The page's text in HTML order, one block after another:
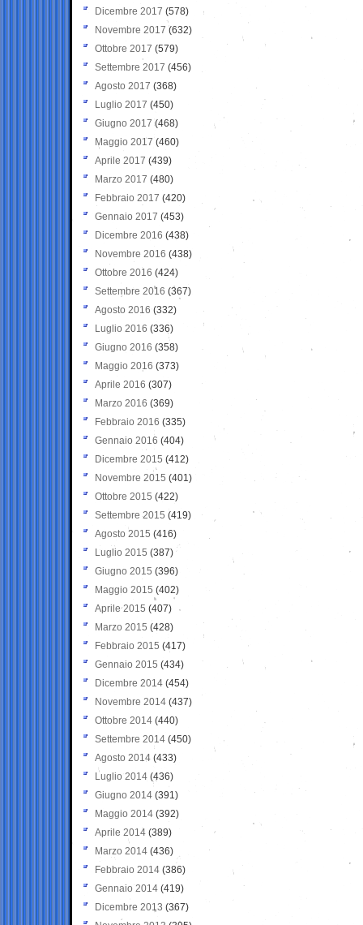
Dicembre 2017 (578)
Novembre 2017 (632)
Ottobre 2017 (579)
Settembre 2017 (456)
Agosto 2017 (368)
Luglio 2017 (450)
Giugno 2017 (468)
Maggio 2017 (460)
Aprile 2017 (439)
Marzo 2017 (480)
Febbraio 2017 (420)
Gennaio 2017 (453)
Dicembre 2016 (438)
Novembre 2016 (438)
Ottobre 2016 (424)
Settembre 2016 (367)
Agosto 2016 (332)
Luglio 2016 (336)
Giugno 2016 (358)
Maggio 2016 (373)
Aprile 2016 (307)
Marzo 2016 (369)
Febbraio 2016 (335)
Gennaio 2016 (404)
Dicembre 2015 (412)
Novembre 2015 (401)
Ottobre 2015 (422)
Settembre 2015 (419)
Agosto 2015 (416)
Luglio 2015 (387)
Giugno 2015 (396)
Maggio 2015 (402)
Aprile 2015 (407)
Marzo 2015 (428)
Febbraio 2015 (417)
Gennaio 2015 (434)
Dicembre 2014 (454)
Novembre 2014 (437)
Ottobre 2014 (440)
Settembre 2014 (450)
Agosto 2014 (433)
Luglio 2014 (436)
Giugno 2014 (391)
Maggio 2014 (392)
Aprile 2014 (389)
Marzo 2014 (436)
Febbraio 2014 (386)
Gennaio 2014 (419)
Dicembre 2013 (367)